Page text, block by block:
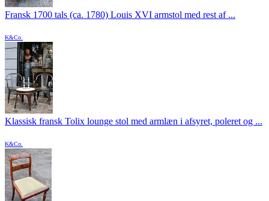
Fransk 1700 tals (ca. 1780) Louis XVI armstol med rest af ...
K&Co.
Klassisk fransk Tolix lounge stol med armlæn i afsyret, poleret og ...
K&Co.